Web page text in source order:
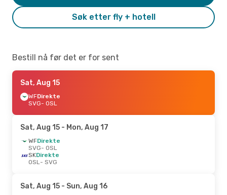
Søk etter fly + hotell
Bestill nå før det er for sent
Sat, Aug 15
WFDirekte
SVG- OSL
Sat, Aug 15 - Mon, Aug 17
WFDirekte
SVG- OSL
SKDirekte
OSL- SVG
Sat, Aug 15 - Sun, Aug 16